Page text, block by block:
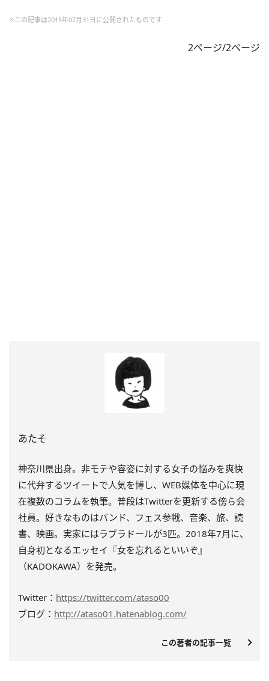
※この記事は2015年07月31日に公開されたものです
2ページ/2ページ
あたそ
神奈川県出身。非モテや容姿に対する女子の悩みを爽快
に代弁するツイートで人気を博し、WEB媒体を中心に現
在複数のコラムを執筆。普段はTwitterを更新する傍ら会
社員。好きなものはバンド、フェス参戦、音楽、旅、読
書、映画。実家にはラブラドールが3匹。2018年7月に、
自身初となるエッセイ『女を忘れるといいぞ』
（KADOKAWA）を発売。
Twitter： https://twitter.com/ataso00
ブログ： http://ataso01.hatenablog.com/
この著者の記事一覧